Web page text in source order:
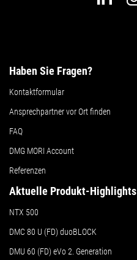
Haben Sie Fragen?
Kontaktformular
Ansprechpartner vor Ort finden
FAQ
DMG MORI Account
Referenzen
Aktuelle Produkt-Highlights
NTX 500
DMC 80 U (FD) duoBLOCK
DMU 60 (FD) eVo 2. Generation